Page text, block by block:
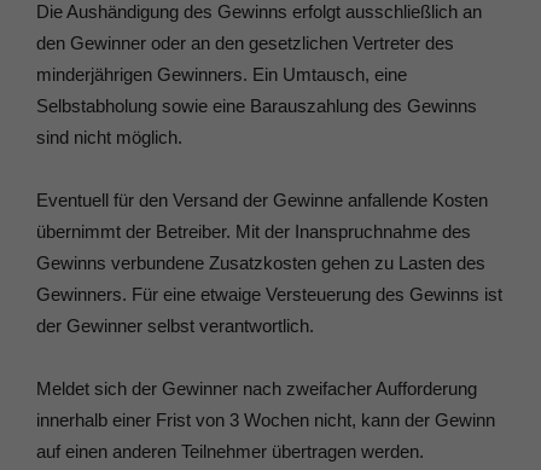
Die Aushändigung des Gewinns erfolgt ausschließlich an
den Gewinner oder an den gesetzlichen Vertreter des
minderjährigen Gewinners. Ein Umtausch, eine
Selbstabholung sowie eine Barauszahlung des Gewinns
sind nicht möglich.
Eventuell für den Versand der Gewinne anfallende Kosten
übernimmt der Betreiber. Mit der Inanspruchnahme des
Gewinns verbundene Zusatzkosten gehen zu Lasten des
Gewinners. Für eine etwaige Versteuerung des Gewinns ist
der Gewinner selbst verantwortlich.
Meldet sich der Gewinner nach zweifacher Aufforderung
innerhalb einer Frist von 3 Wochen nicht, kann der Gewinn
auf einen anderen Teilnehmer übertragen werden.